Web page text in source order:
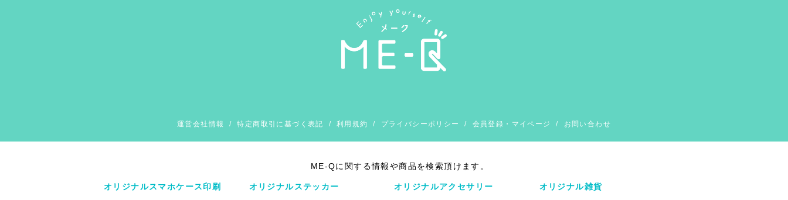
運営会社情報 /特定商取引に基づく表記 / 利用規約 / プライバシーポリシー / 会員登録・マイページ / お問い合わせ
ME-Qに関する情報や商品を検索頂けます。
オリジナルスマホケース印刷 オリジナルステッカー オリジナルアクセサリー オリジナル雑貨